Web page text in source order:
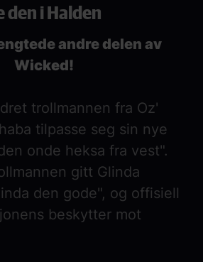
den i Halden
andre delen av
Wicked!
trollmannen fra Oz'
tilpasse seg sin nye
onde heksa fra vest".
gitt Glinda
den gode", og offisiell
beskytter mot